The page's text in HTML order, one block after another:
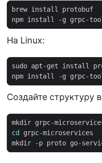
На Linux:
Создайте структуру
cd